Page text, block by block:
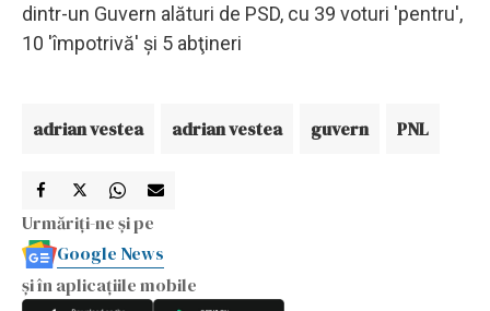
dintr-un Guvern alături de PSD, cu 39 voturi 'pentru',
10 'împotrivă' şi 5 abţineri
adrian vestea adrian vestea guvern PNL
Urmăriți-ne și pe
Google News
și în aplicațiile mobile